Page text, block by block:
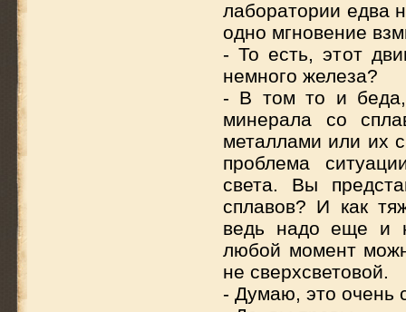
лаборатории едва
одно мгновение
- То есть, этот
немного железа?
- В том то и беда,
минерала со
металлами или их
проблема
света. Вы
сплавов? И как
ведь надо еще и
любой момент
не сверхсветовой.
- Думаю, это очень